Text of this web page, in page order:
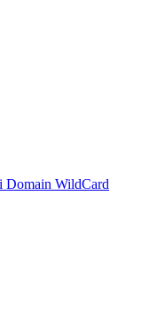
Domain WildCard